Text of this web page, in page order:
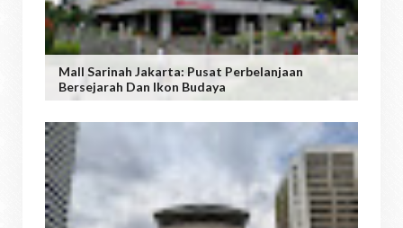
Mall Sarinah Jakarta: Pusat Perbelanjaan
Bersejarah Dan Ikon Budaya